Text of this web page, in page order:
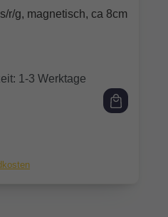
von 0 von 5 Sternen
r/g, magnetisch, ca 8cm
1-3 Werktage